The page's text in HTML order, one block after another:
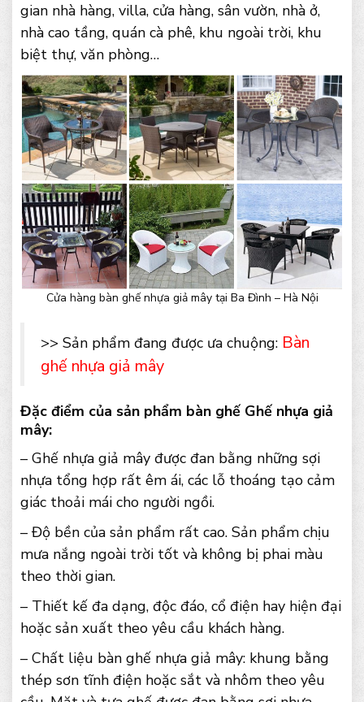
gian nhà hàng, villa, cửa hàng, sân vườn, nhà ở,
nhà cao tầng, quán cà phê, khu ngoài trời, khu
biệt thự, văn phòng…
Cửa hàng bàn ghế nhựa giả mây tại Ba Đình – Hà Nội
>> Sản phẩm đang được ưa chuộng: Bàn
ghế nhựa giả mây
Đặc điểm của sản phẩm bàn ghế Ghế nhựa giả
mây:
– Ghế nhựa giả mây được đan bằng những sợi
nhựa tổng hợp rất êm ái, các lỗ thoáng tạo cảm
giác thoải mái cho người ngồi.
– Độ bền của sản phẩm rất cao. Sản phẩm chịu
mưa nắng ngoài trời tốt và không bị phai màu
theo thời gian.
– Thiết kế đa dạng, độc đáo, cổ điện hay hiện đại
hoặc sản xuất theo yêu cầu khách hàng.
– Chất liệu bàn ghế nhựa giả mây: khung bằng
thép sơn tĩnh điện hoặc sắt và nhôm theo yêu